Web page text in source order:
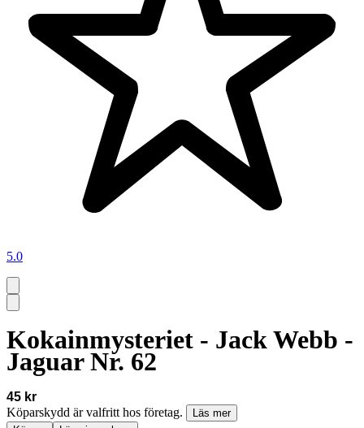
5.0
Kokainmysteriet - Jack Webb -
Jaguar Nr. 62
45 kr
Köparskydd är valfritt hos företag.
Läs mer